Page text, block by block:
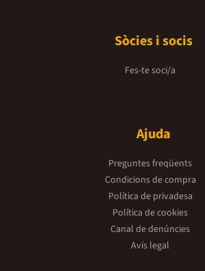
Sòcies i socis
Fes-te soci/a
Ajuda
Preguntes freqüents
Condicions de compra
Política de privadesa
Política de cookies
Canal de denúncies
Avís legal